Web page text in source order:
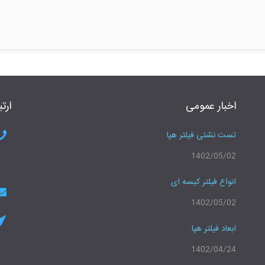
اخبار عمومی
تست نشتی فیلتر هپا
1402/05/02
انواع فیلتر کیسه ای
1402/05/02
ابعاد فیلتر هپا
1402/04/24